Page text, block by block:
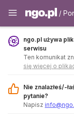
Poradnik -
/
ngo.pl używa
serwisu
Ten komunikat
się więcej o
Nie znalazłeś/-
pytanie?
Napisz